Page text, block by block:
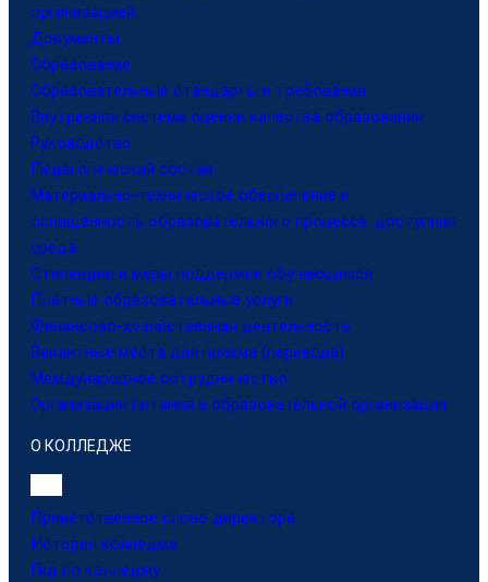
организацией
Документы
Образование
Образовательные стандарты и требования
Внутренняя система оценки качества образования
Руководство
Педагогический состав
Материально-техническое обеспечение и
оснащенность образовательного процесса. доступная
среда
Стипендии и меры поддержки обучающихся
Платные образовательные услуги
Финансово-хозяйственная деятельность
Вакантные места для приема (перевода)
Международное сотрудничество
Организация питания в образовательной организации
О КОЛЛЕДЖЕ
Приветственное слово директора
История колледжа
Гид по колледжу